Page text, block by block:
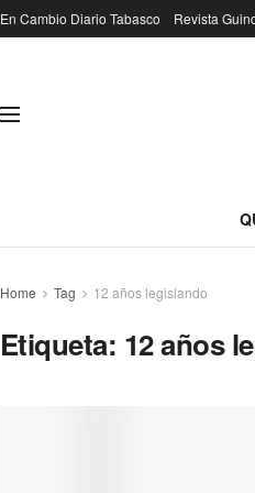
En Cambio Diario Tabasco Revista
Home Tag 12 años legislando
Etiqueta: 12 años